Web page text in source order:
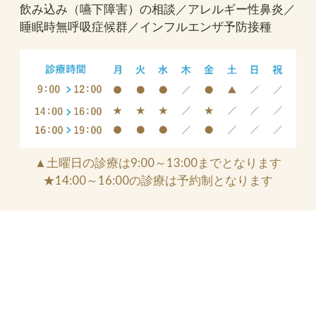
飲み込み（嚥下障害）の相談／アレルギー性鼻炎／
睡眠時無呼吸症候群／インフルエンザ予防接種
▲土曜日の診療は9:00～13:00までとなります
★14:00～16:00の診療は予約制となります